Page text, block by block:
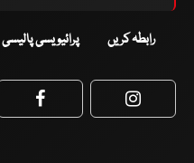
رابطہ کریں پرائیویسی پالیسی
Facebook